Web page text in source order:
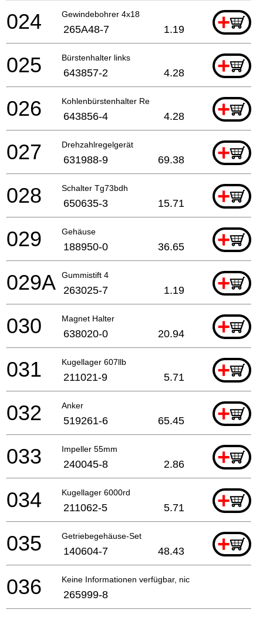
Gewindebohrer 4x18 +
024 265A48-7 1.19
Bürstenhalter links +
025 643857-2 4.28
Kohlenbürstenhalter Re +
026 643856-4 4.28
Drehzahlregelgerät +
027 631988-9 69.38
Schalter Tg73bdh +
028 650635-3 15.71
Gehäuse +
029 188950-0 36.65
Gummistift 4 +
029A 263025-7 1.19
Magnet Halter +
030 638020-0 20.94
Kugellager 607llb +
031 211021-9 5.71
Anker +
032 519261-6 65.45
Impeller 55mm +
033 240045-8 2.86
Kugellager 6000rd +
034 211062-5 5.71
Getriebegehäuse-Set +
035 140604-7 48.43
Keine Informationen verfügbar, nicht bestellbar
036 265999-8